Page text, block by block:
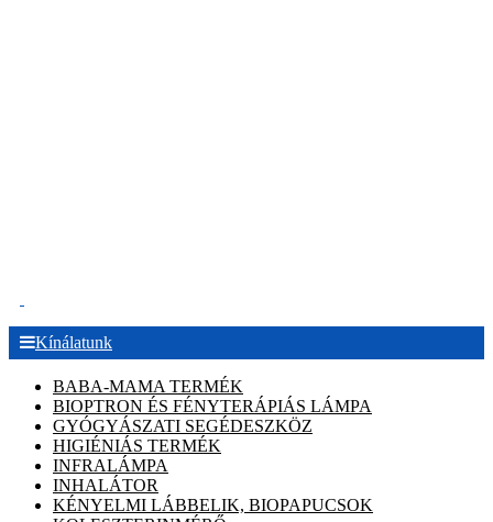
Kínálatunk
BABA-MAMA TERMÉK
BIOPTRON ÉS FÉNYTERÁPIÁS LÁMPA
GYÓGYÁSZATI SEGÉDESZKÖZ
HIGIÉNIÁS TERMÉK
INFRALÁMPA
INHALÁTOR
KÉNYELMI LÁBBELIK, BIOPAPUCSOK